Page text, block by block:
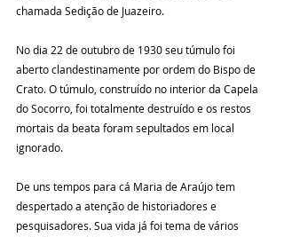
chamada Sedição de Juazeiro.
No dia 22 de outubro de 1930 seu túmulo foi
aberto clandestinamente por ordem do Bispo de
Crato. O túmulo, construído no interior da Capela
do Socorro, foi totalmente destruído e os restos
mortais da beata foram sepultados em local
ignorado.
De uns tempos para cá Maria de Araújo tem
despertado a atenção de historiadores e
pesquisadores. Sua vida já foi tema de vários